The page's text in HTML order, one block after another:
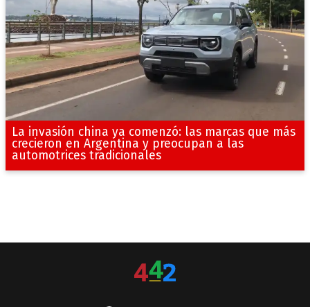
La invasión china ya comenzó: las marcas que más
crecieron en Argentina y preocupan a las
automotrices tradicionales